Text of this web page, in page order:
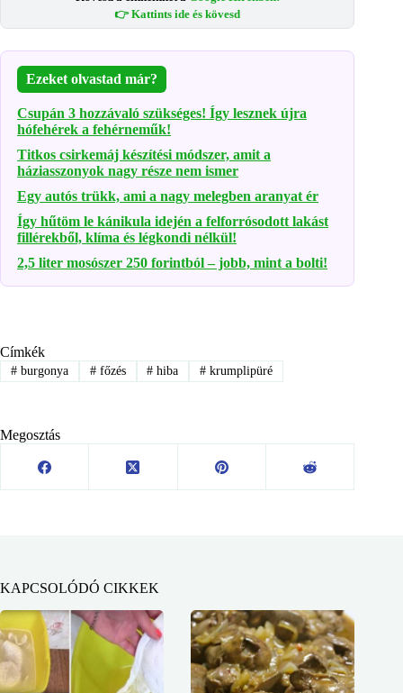
👉 Kattints ide és kövesd
Ezeket olvastad már?
Csupán 3 hozzávaló szükséges! Így lesznek újra
hófehérek a fehérneműk!
Titkos csirkemáj készítési módszer, amit a
háziasszonyok nagy része nem ismer
Egy autós trükk, ami a nagy melegben aranyat ér
Így hűtöm le kánikula idején a felforrósodott lakást
fillérekből, klíma és légkondi nélkül!
2,5 liter mosószer 250 forintból – jobb, mint a bolti!
Címkék
#burgonya #főzés # hiba # krumplipüré
Megosztás
KAPCSOLÓDÓ CIKKEK